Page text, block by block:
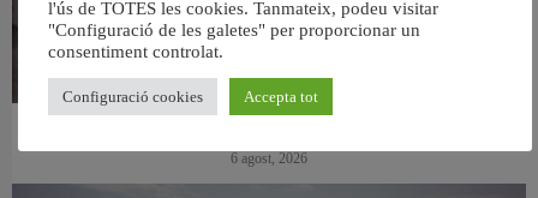
6 agost, 2026
l'ús de TOTES les cookies. Tanmateix, podeu visitar
"Configuració de les galetes" per proporcionar un
consentiment controlat.
Configuració cookies Accepta tot